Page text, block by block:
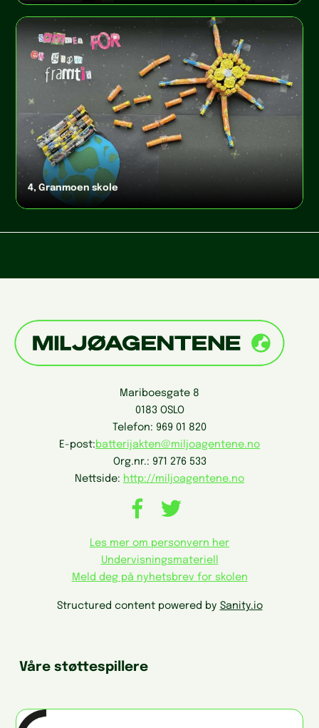
4, Granmoen skole
Mariboesgate 8
0183 OSLO
Telefon: 969 01 820
E-post: batterijakten@miljoagentene.no
Org.nr.: 971 276 533
Nettside: http://miljoagentene.no
Les mer om personvern her
Undervisningsmateriell
Meld deg på nyhetsbrev for skolen
Structured content powered by Sanity.io
Våre støttespillere